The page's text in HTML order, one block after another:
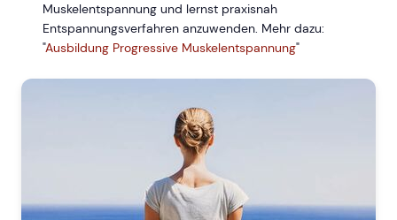
Muskelentspannung und lernst praxisnah
Entspannungsverfahren anzuwenden. Mehr dazu:
"Ausbildung Progressive Muskelentspannung"